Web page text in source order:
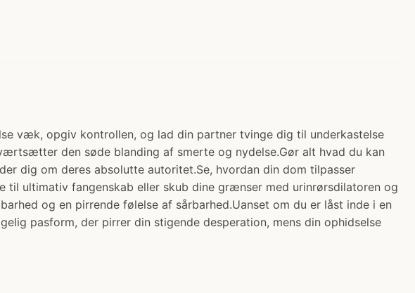
væk, opgiv kontrollen, og lad din partner tvinge dig til underkastelse
den søde blanding af smerte og nydelse.Gør alt hvad du kan
dig om deres absolutte autoritet.Se, hvordan din dom tilpasser
ultimativ fangenskab eller skub dine grænser med urinrørsdilatoren og
og en pirrende følelse af sårbarhed.Uanset om du er låst inde i en
pasform, der pirrer din stigende desperation, mens din ophidselse